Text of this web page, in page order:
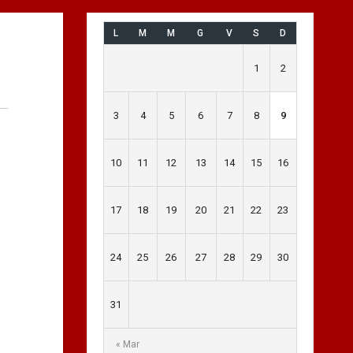
L M M G V S D
« Mar
1 2
3 4 5 6 7 8 9
10 11 12 13 14 15 16
17 18 19 20 21 22 23
24 25 26 27 28 29 30
31